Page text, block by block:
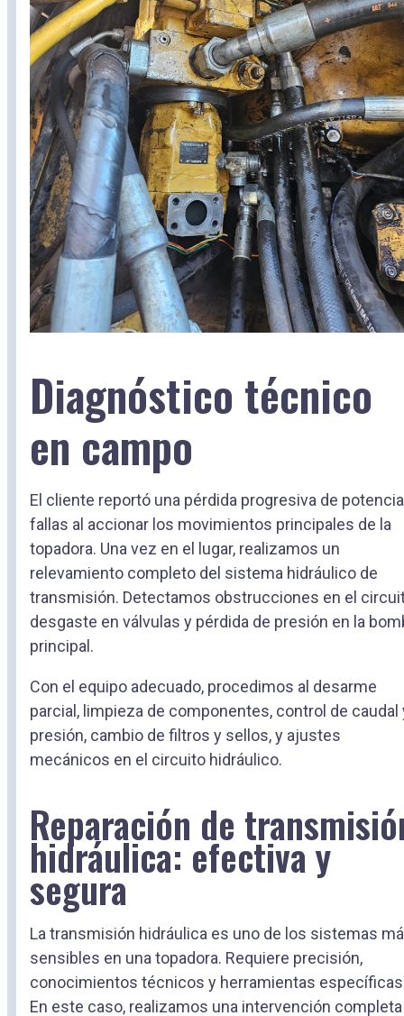
Diagnóstico técnico
en campo
El cliente reportó una pérdida progresiva de
fallas al accionar los movimientos principales de la
topadora. Una vez en el lugar, realizamos un
relevamiento completo del sistema hidráulico de
transmisión. Detectamos obstrucciones en el
desgaste en válvulas y pérdida de presión en la
principal.
Con el equipo adecuado, procedimos al desarme
parcial, limpieza de componentes, control de caudal
presión, cambio de filtros y sellos, y ajustes
mecánicos en el circuito hidráulico.
Reparación de
hidráulica: efectiva y
segura
La transmisión hidráulica es uno de los sistemas
sensibles en una topadora. Requiere precisión,
conocimientos técnicos y herramientas
En este caso, realizamos una intervención completa